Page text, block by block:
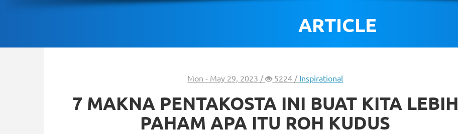
ARTICLE
Mon - May 29, 2023 / 5224 / Inspirational
7 MAKNA PENTAKOSTA INI BUAT KITA LEBIH
PAHAM APA ITU ROH KUDUS